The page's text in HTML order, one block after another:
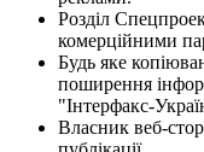
Розділ
комерційними
Будь яке
поширення
"Інтерфакс-
Власник веб-